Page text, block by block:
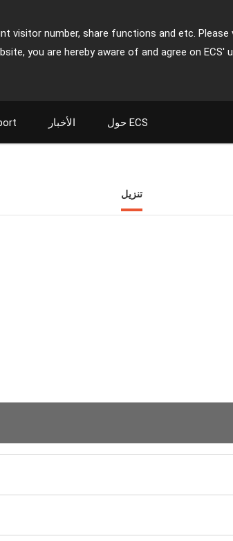
visitor number, share functions and etc. Please
you are hereby aware of and agree on ECS'
الأخبار حول ECS
تنزيل